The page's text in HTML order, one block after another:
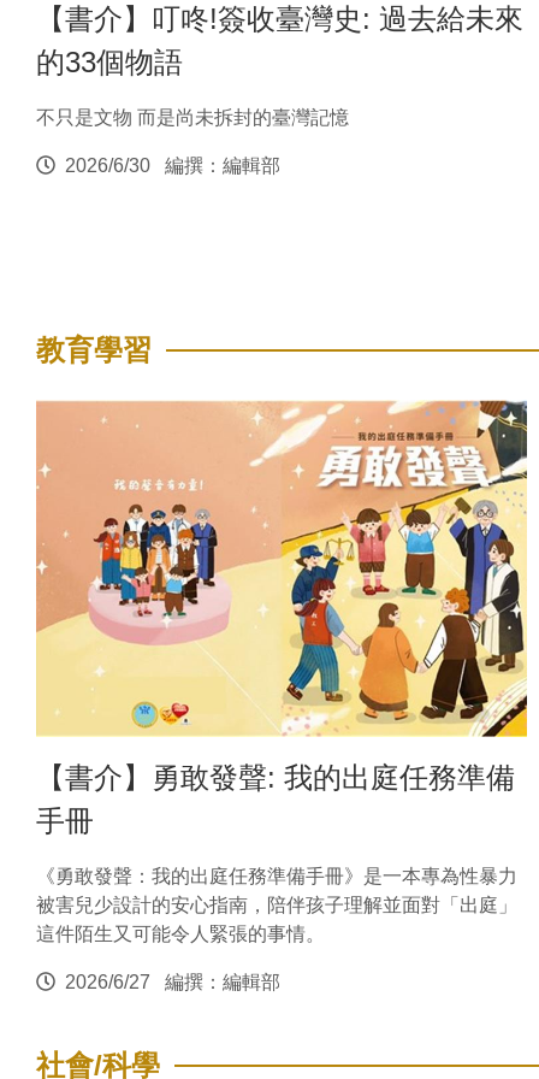
【書介】叮咚!簽收臺灣史: 過去給未來
的33個物語
不只是文物 而是尚未拆封的臺灣記憶
2026/6/30 編撰：編輯部
教育學習
【書介】勇敢發聲: 我的出庭任務準備
手冊
《勇敢發聲：我的出庭任務準備手冊》是一本專為性暴力
被害兒少設計的安心指南，陪伴孩子理解並面對「出庭」
這件陌生又可能令人緊張的事情。
2026/6/27 編撰：編輯部
社會/科學